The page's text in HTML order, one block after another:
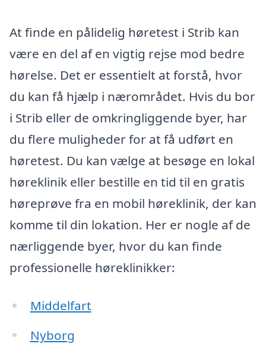
At finde en pålidelig høretest i Strib kan
være en del af en vigtig rejse mod bedre
hørelse. Det er essentielt at forstå, hvor
du kan få hjælp i nærområdet. Hvis du bor
i Strib eller de omkringliggende byer, har
du flere muligheder for at få udført en
høretest. Du kan vælge at besøge en lokal
høreklinik eller bestille en tid til en gratis
høreprøve fra en mobil høreklinik, der kan
komme til din lokation. Her er nogle af de
nærliggende byer, hvor du kan finde
professionelle høreklinikker:
Middelfart
Nyborg